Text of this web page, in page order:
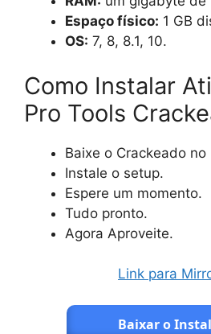
Espaço físico: 1 GB
OS: 7, 8, 8.1, 10.
Como Instalar
Pro Tools
Baixe o Crackeado
Instale o setup.
Espere um momento.
Tudo pronto.
Agora Aproveite.
Link para
Baixar o